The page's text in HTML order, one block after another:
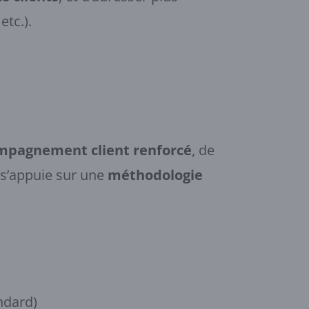
client renforcé, de
sur une méthodologie